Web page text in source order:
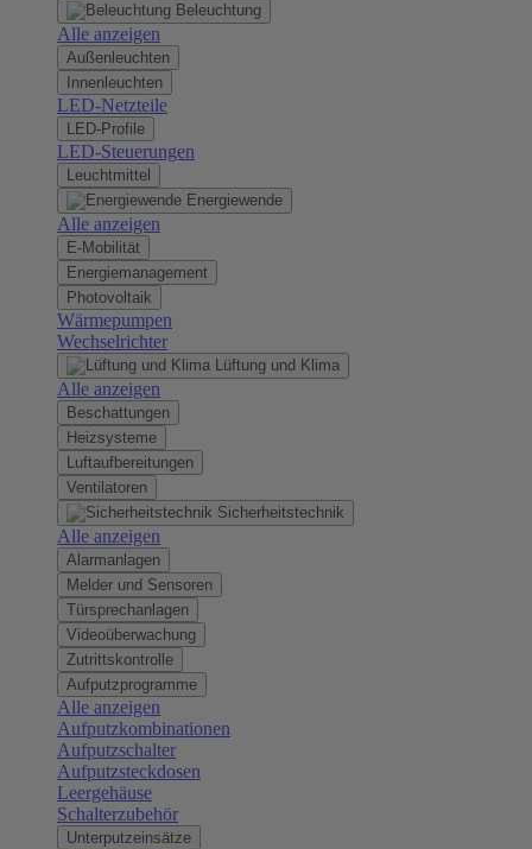
Beleuchtung
Alle anzeigen
Außenleuchten
Innenleuchten
LED-Netzteile
LED-Profile
LED-Steuerungen
Leuchtmittel
Energiewende
Alle anzeigen
E-Mobilität
Energiemanagement
Photovoltaik
Wärmepumpen
Wechselrichter
Lüftung und Klima
Alle anzeigen
Beschattungen
Heizsysteme
Luftaufbereitungen
Ventilatoren
Sicherheitstechnik
Alle anzeigen
Alarmanlagen
Melder und Sensoren
Türsprechanlagen
Videoüberwachung
Zutrittskontrolle
Aufputzprogramme
Alle anzeigen
Aufputzkombinationen
Aufputzschalter
Aufputzsteckdosen
Leergehäuse
Schalterzubehör
Unterputzeinsätze